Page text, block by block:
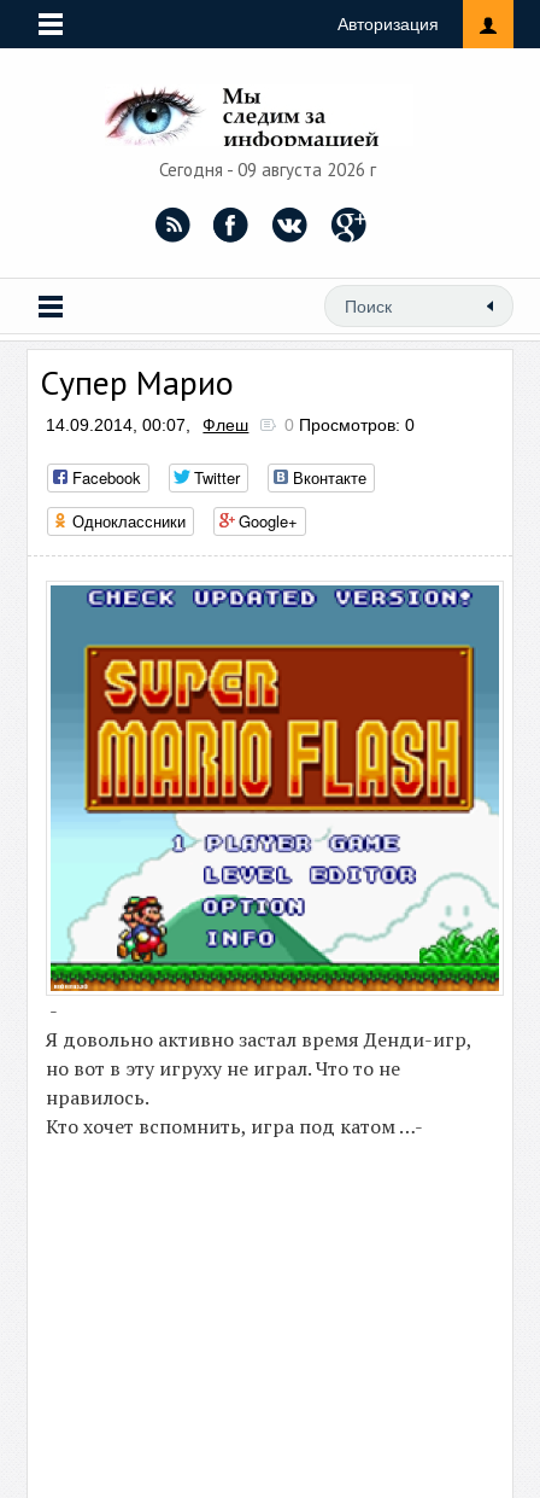
Авторизация
Сегодня - 09 августа 2026 г
Супер Марио
14.09.2014, 00:07, Флеш 0 Просмотров: 0
Facebook Twitter
Вконтакте
Одноклассники
Google+
-
Я довольно активно застал время Денди-игр,
но вот в эту игруху не играл. Что то не
нравилось.
Кто хочет вспомнить, игра под катом …-